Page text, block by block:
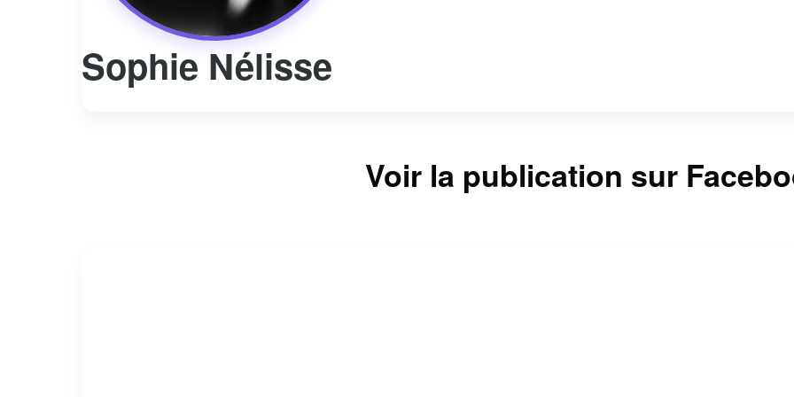
Sophie Nélisse
Voir la publication sur